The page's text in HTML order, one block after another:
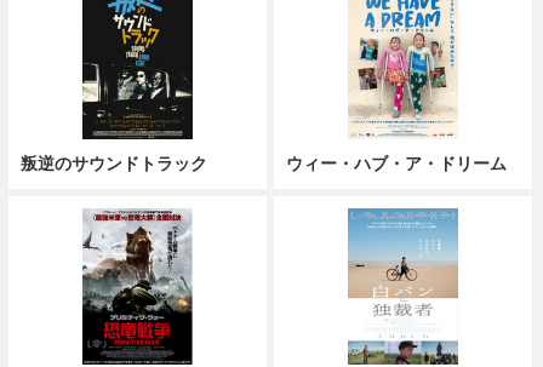
叛逆のサウンドトラック ウィー・ハブ・ア・ドリーム